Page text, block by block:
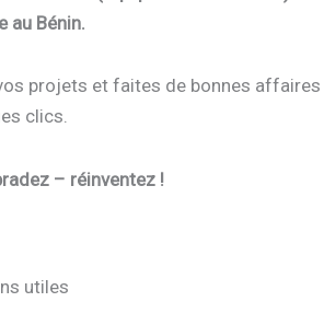
au Bénin.
projets et faites de bonnes affaires
clics.
– réinventez !
utiles